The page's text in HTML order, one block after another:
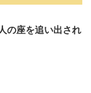
の座を追い出され